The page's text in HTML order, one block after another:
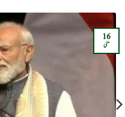
16
مئی